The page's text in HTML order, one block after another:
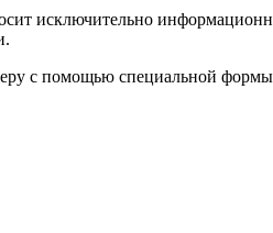
исключительно
с помощью специальной